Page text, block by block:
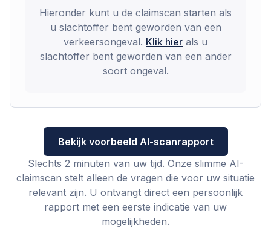
Hieronder kunt u de claimscan starten als
u slachtoffer bent geworden van een
verkeersongeval. Klik hier als u
slachtoffer bent geworden van een ander
soort ongeval.
Bekijk voorbeeld AI-scanrapport
Slechts 2 minuten van uw tijd. Onze slimme AI-
claimscan stelt alleen de vragen die voor uw situatie
relevant zijn. U ontvangt direct een persoonlijk
rapport met een eerste indicatie van uw
mogelijkheden.